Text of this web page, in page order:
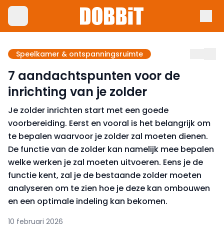
Speelkamer & ontspanningsruimte
7 aandachtspunten voor de
inrichting van je zolder
Je zolder inrichten start met een goede
voorbereiding. Eerst en vooral is het belangrijk om
te bepalen waarvoor je zolder zal moeten dienen.
De functie van de zolder kan namelijk mee bepalen
welke werken je zal moeten uitvoeren. Eens je de
functie kent, zal je de bestaande zolder moeten
analyseren om te zien hoe je deze kan ombouwen
en een optimale indeling kan bekomen.
10 februari 2026